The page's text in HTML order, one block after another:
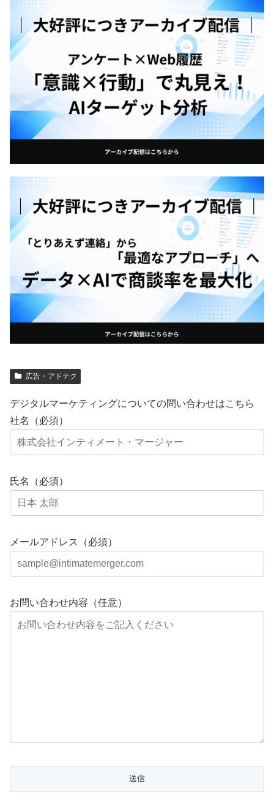
広告・アドテク
デジタルマーケティングについての問い合わせはこちら
社名（必須）
氏名（必須）
メールアドレス（必須）
お問い合わせ内容（任意）